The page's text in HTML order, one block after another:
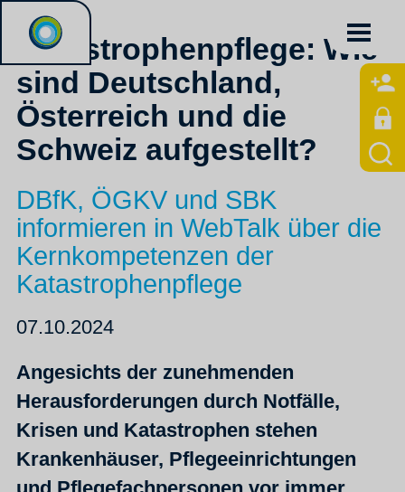
Katastrophenpflege: Wie
sind Deutschland,
Österreich und die
Schweiz aufgestellt?
DBfK, ÖGKV und SBK
informieren in WebTalk über die
Kernkompetenzen der
Katastrophenpflege
07.10.2024
Angesichts der zunehmenden
Herausforderungen durch Notfälle,
Krisen und Katastrophen stehen
Krankenhäuser, Pflegeeinrichtungen